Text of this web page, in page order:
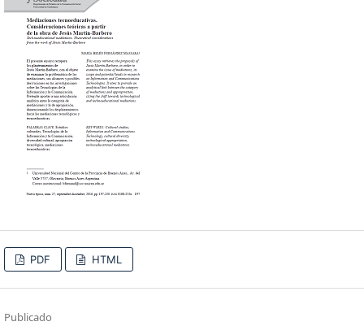
PDF HTML
Publicado